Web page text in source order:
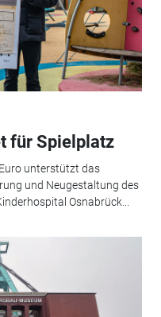
für Spielplatz
unterstützt das
und Neugestaltung des
Osnabrück...